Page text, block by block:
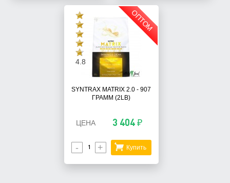
ОПТОМ
4.8
SYNTRAX MATRIX 2.0 - 907
ГРАММ (2LB)
ЦЕНА 3 404 ₽
- + Купить